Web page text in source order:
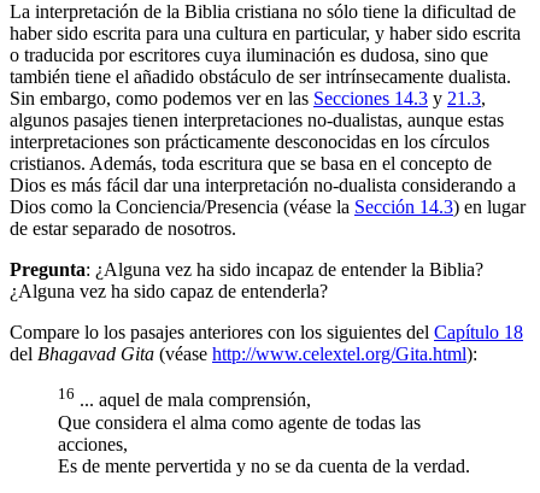
La interpretación de la Biblia cristiana no sólo tiene la dificultad de
haber sido escrita para una cultura en particular, y haber sido escrita
o traducida por escritores cuya iluminación es dudosa, sino que
también tiene el añadido obstáculo de ser intrínsecamente dualista.
Sin embargo, como podemos ver en las Secciones 14.3 y 21.3,
algunos pasajes tienen interpretaciones no-dualistas, aunque estas
interpretaciones son prácticamente desconocidas en los círculos
cristianos. Además, toda escritura que se basa en el concepto de
Dios es más fácil dar una interpretación no-dualista considerando a
Dios como la Conciencia/Presencia (véase la Sección 14.3) en lugar
de estar separado de nosotros.
Pregunta: ¿Alguna vez ha sido incapaz de entender la Biblia?
¿Alguna vez ha sido capaz de entenderla?
Compare lo los pasajes anteriores con los siguientes del Capítulo 18
del Bhagavad Gita (véase http://www.celextel.org/Gita.html):
16 ... aquel de mala comprensión,
Que considera el alma como agente de todas las
acciones,
Es de mente pervertida y no se da cuenta de la verdad.